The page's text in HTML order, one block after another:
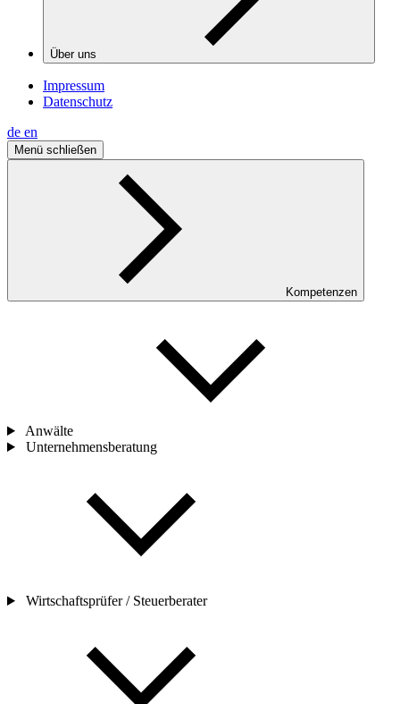
Über uns
Impressum
Datenschutz
de en
Menü schließen
Kompetenzen
Anwälte
Unternehmensberatung
Wirtschaftsprüfer / Steuerberater